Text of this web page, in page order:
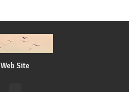
Web Site